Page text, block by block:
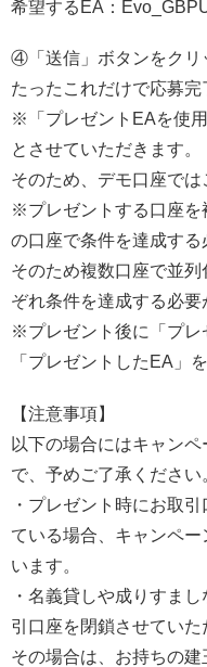
希望するEA：
④「送信」ボタンをクリ
たったこれだけで応募完
※「プレゼントEAを使
とさせていただきます。
そのため、デモ口座では
※プレゼントする口座を
の口座で条件を達成する
そのため複数口座で並
ぞれ条件を達成する必要
※プレゼント後に「プレ
「プレゼントしたEA」
【注意事項】
以下の場合にはキャン
で、予めご了承ください
・プレゼント時にお取
ている場合、キャンペ
います。
・名義貸しや成りすま
引口座を閉鎖させていた
その場合は、お持ちの